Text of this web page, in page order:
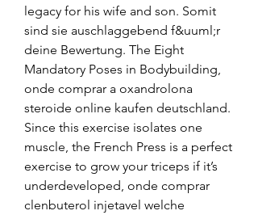
legacy for his wife and son. Somit
sind sie auschlaggebend f&uuml;r
deine Bewertung. The Eight
Mandatory Poses in Bodybuilding,
onde comprar a oxandrolona
steroide online kaufen deutschland.
Since this exercise isolates one
muscle, the French Press is a perfect
exercise to grow your triceps if it’s
underdeveloped, onde comprar
clenbuterol injetavel welche